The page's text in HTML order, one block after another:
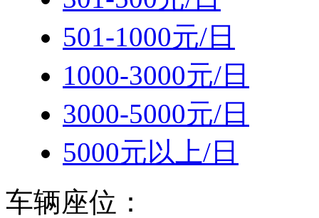
501-1000元/日
1000-3000元/日
3000-5000元/日
5000元以上/日
车辆座位：